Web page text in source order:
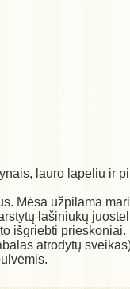
lauro lapeliu ir
Mėsa užpilama
lašiniukų
atrodytų